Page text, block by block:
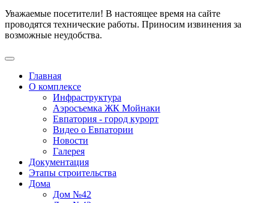
Уважаемые посетители! В настоящее время на сайте
проводятся технические работы. Приносим извинения за
возможные неудобства.
Главная
О комплексе
Инфраструктура
Аэросъемка ЖК Мойнаки
Евпатория - город курорт
Видео о Евпатории
Новости
Галерея
Документация
Этапы строительства
Дома
Дом №42